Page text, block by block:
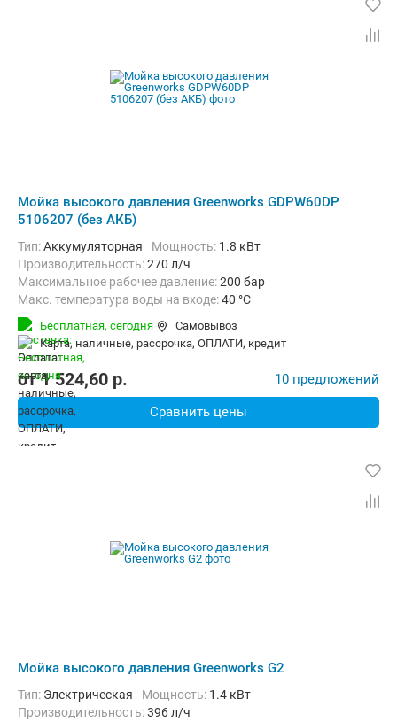
Мойка высокого давления Greenworks GDPW60DP
5106207 (без АКБ)
Тип:Аккумуляторная Мощность: 1.8 кВт
Производительность:270 л/ч
Максимальное рабочее давление:200 бар
Макс. температура воды на входе:40 °C
Длина шланга высокого давления :
Бесплатная, сегодня
Самовывоз
карта, наличные, рассрочка, ОПЛАТИ, кредит
от1 524,60 p. 10 предложений
Сравнить цены
Мойка высокого давления Greenworks G2
Тип: Электрическая Мощность: 1.4 кВт
Производительность:396 л/ч